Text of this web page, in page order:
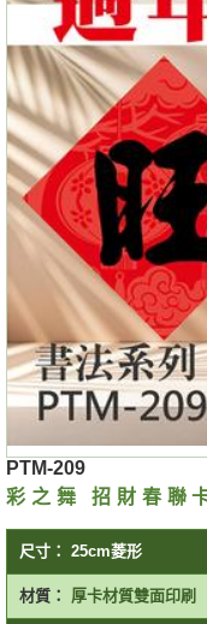
PTM-209
彩之舞 招財春聯
尺寸： 25cm菱形
材質： 厚卡材質雙面印刷